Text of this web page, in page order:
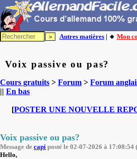
Autres matières | 🔸 Mon
Voix passive ou pas?
Cours gratuits > Forum > Forum
|| En bas
[POSTER UNE NOUVELLE
Voix passive ou pas?
Message de capi posté le 02-07-2026 à 17:08:54 (
Hello,